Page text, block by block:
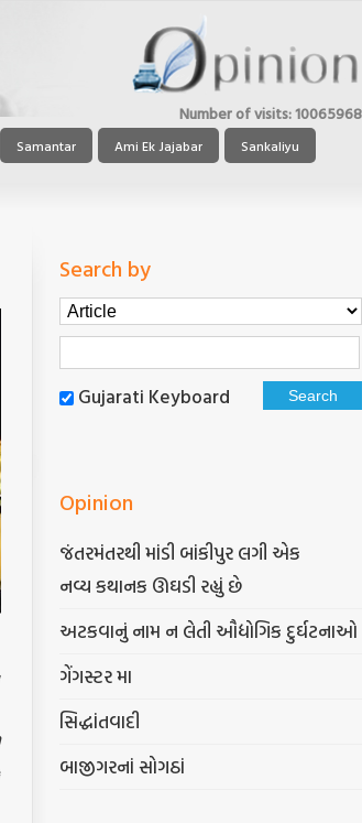
Number of visits:10065968
Samantar Ami Ek Jajabar Sankaliyu
Search by
Gujarati Keyboard
Opinion
જંતરમંતરથી માંડી બાંકીપુર લગી એક
નવ્ય કથાનક ઊઘડી રહ્યું છે
અટકવાનું નામ ન લેતી ઔદ્યોગિક દુર્ઘટનાઓ
ગેંગસ્ટર મા
સિદ્ધાંતવાદી
બાજીગરનાં સોગઠાં